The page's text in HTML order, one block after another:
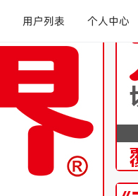
用户列表 个人中心